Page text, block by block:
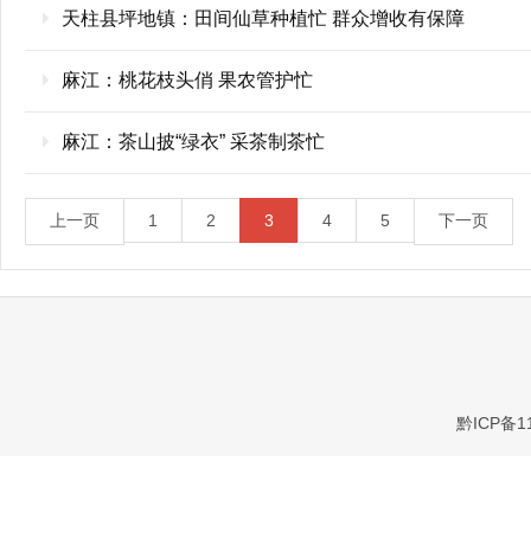
天柱县坪地镇：田间仙草种植忙 群众增收有保障
麻江：桃花枝头俏 果农管护忙
麻江：茶山披“绿衣” 采茶制茶忙
上一页 1 2 3 4 5 下一页
黔ICP备